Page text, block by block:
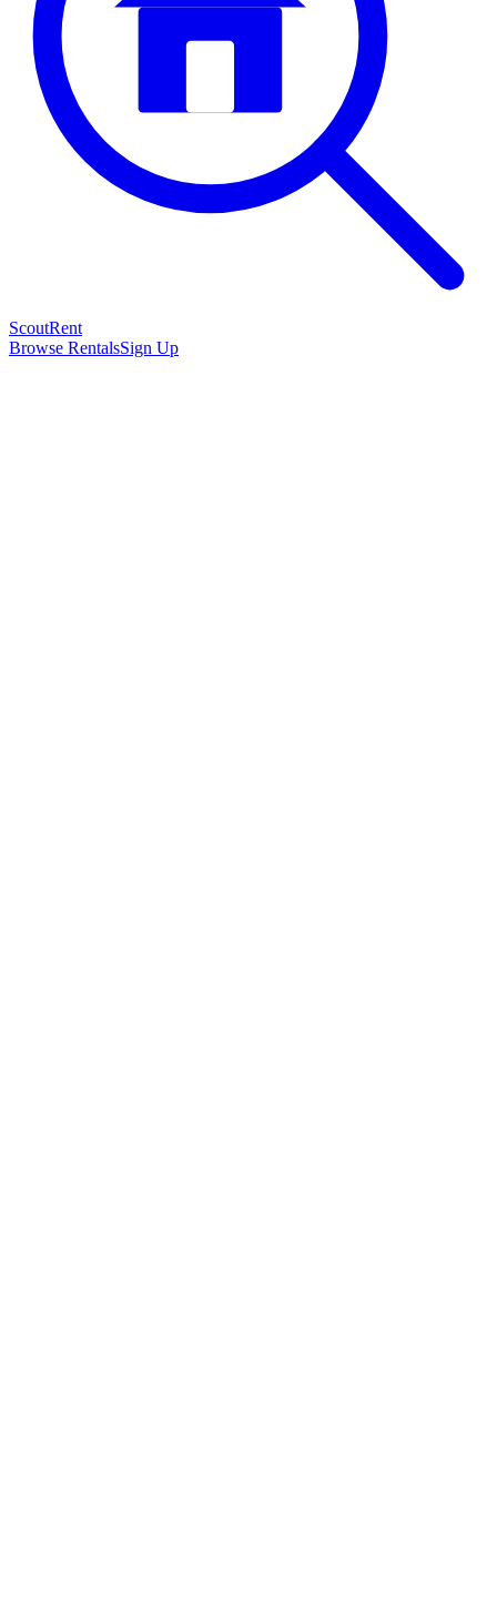
ScoutRent
Browse RentalsSign Up